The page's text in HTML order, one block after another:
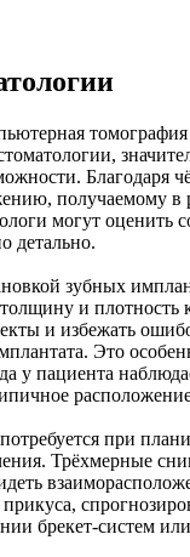
Благодаря
получаемому в
могут оценить
детально.
зубных
и плотность
и избежать
Это
у пациента
при
Трёхмерные
брекет-систем